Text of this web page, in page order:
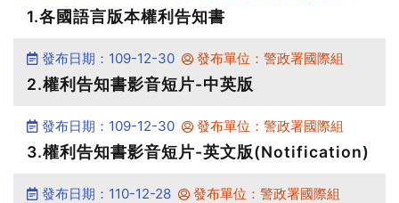
1.各國語言版本權利告知書
發布日期：109-12-30 發布單位：警政署國際組
2.權利告知書影音短片-中英版
發布日期：109-12-30 發布單位：警政署國際組
3.權利告知書影音短片-英文版(Notification)
發布日期：110-12-28 發布單位：警政署國際組